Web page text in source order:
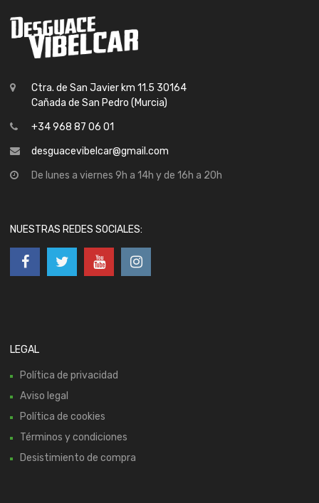
Ctra. de San Javier km 11.5 30164
Cañada de San Pedro (Murcia)
+34 968 87 06 01
desguacevibelcar@gmail.com
De lunes a viernes 9h a 14h y de 16h a 20h
NUESTRAS REDES SOCIALES:
LEGAL
Política de privacidad
Aviso legal
Política de cookies
Términos y condiciones
Desistimiento de compra